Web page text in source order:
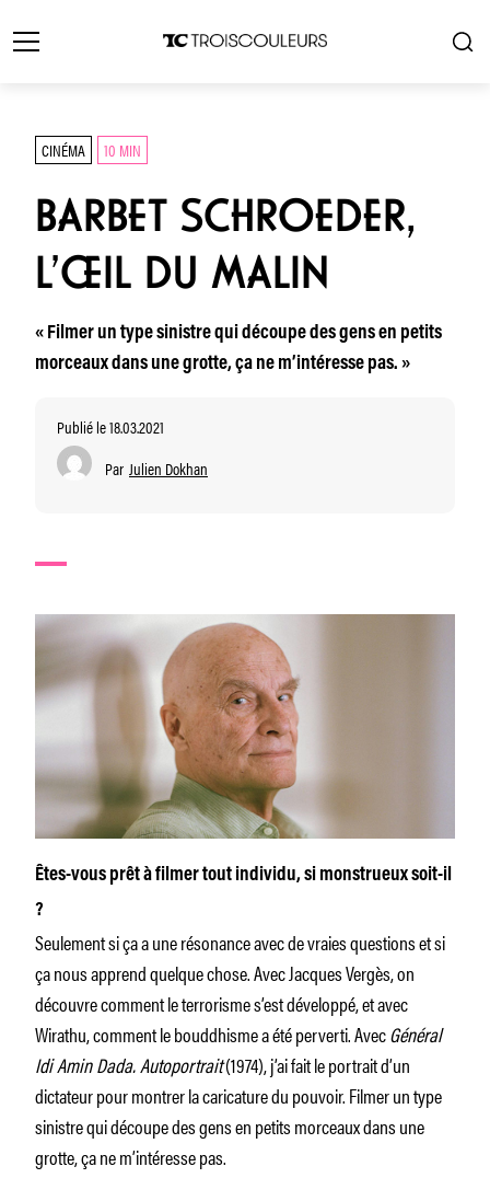
CINÉMA 10 MIN
BARBET SCHROEDER,
L’ŒIL DU MALIN
« Filmer un type sinistre qui découpe des gens en petits
morceaux dans une grotte, ça ne m’intéresse pas. »
Publié le 18.03.2021
Par Julien Dokhan
Êtes-vous prêt à filmer tout individu, si monstrueux soit-il
?
Seulement si ça a une résonance avec de vraies questions et si
ça nous apprend quelque chose. Avec Jacques Vergès, on
découvre comment le terrorisme s’est développé, et avec
Wirathu, comment le bouddhisme a été perverti. AvecGénéral
Idi Amin Dada. Autoportrait(1974), j’ai fait le portrait d’un
dictateur pour montrer la caricature du pouvoir. Filmer un type
sinistre qui découpe des gens en petits morceaux dans une
grotte, ça ne m’intéresse pas.